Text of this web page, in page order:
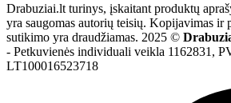
Drabuziai.lt turinys, įskaitant produktų
yra saugomas autorių teisių. Kopijavimas ir
sutikimo yra draudžiamas. 2025 ©
- Petkuvienės individuali veikla 1162831,
LT100016523718